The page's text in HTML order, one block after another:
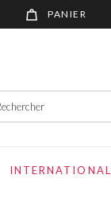
PANIER
INTERNATIONAL